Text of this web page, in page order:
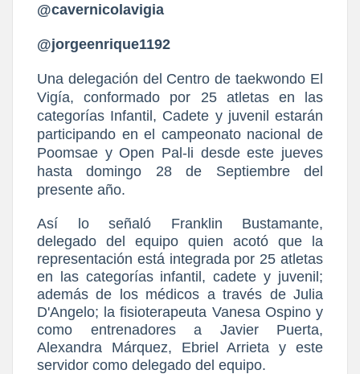
@cavernicolavigia
@jorgeenrique1192
Una delegación del Centro de taekwondo El
Vigía, conformado por 25 atletas en las
categorías Infantil, Cadete y juvenil estarán
participando en el campeonato nacional de
Poomsae y Open Pal-li desde este jueves
hasta domingo 28 de Septiembre del
presente año.
Así lo señaló Franklin Bustamante,
delegado del equipo quien acotó que la
representación está integrada por 25 atletas
en las categorías infantil, cadete y juvenil;
además de los médicos a través de Julia
D'Angelo; la fisioterapeuta Vanesa Ospino y
como entrenadores a Javier Puerta,
Alexandra Márquez, Ebriel Arrieta y este
servidor como delegado del equipo.